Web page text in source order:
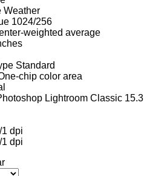
Weather
1024/256
weighted average
Standard
chip color area
Lightroom Classic 15.3
dpi
dpi